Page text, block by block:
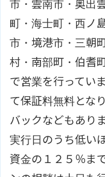
市・雲南市・奥出
町・海士町・西ノ
市・境港市・三朝
村・南部町・伯耆
で営業を行ってい
て保証料無料とな
バックなどもあり
実行日のうち低い
資金の１２５％ま